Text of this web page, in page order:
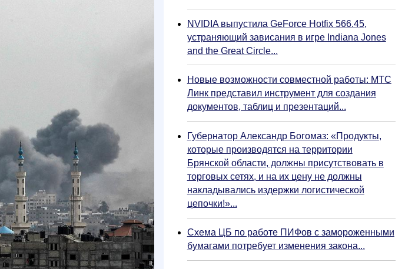
NVIDIA выпустила GeForce Hotfix 566.45,
устраняющий зависания в игре Indiana Jones
and the Great Circle...
Новые возможности совместной работы: МТС
Линк представил инструмент для создания
документов, таблиц и презентаций...
Губернатор Александр Богомаз: «Продукты,
которые производятся на территории
Брянской области, должны присутствовать в
торговых сетях, и на их цену не должны
накладывались издержки логистической
цепочки!»...
Схема ЦБ по работе ПИФов с замороженными
бумагами потребует изменения закона...